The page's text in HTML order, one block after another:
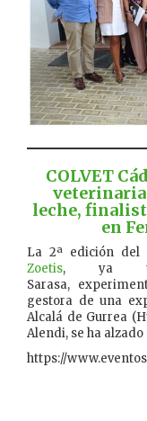
COLVET
veterinaria
leche,
en
La 2ª edición del
Zoetis, ya
Sarasa,
gestora de una
Alcalá de Gurrea
Alendi, se ha
https://